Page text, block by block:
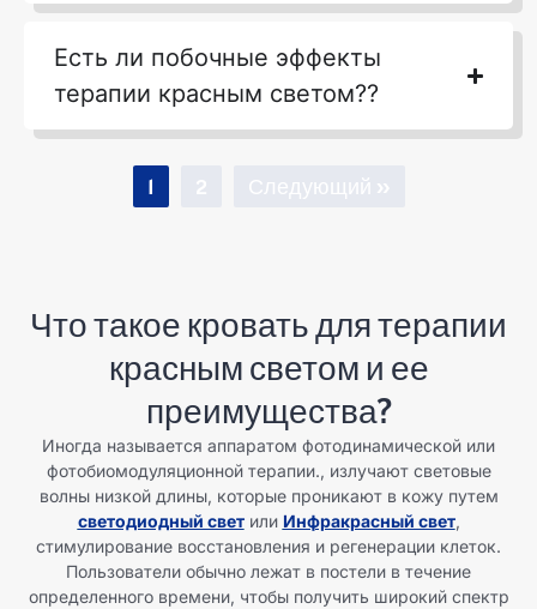
Есть ли побочные эффекты
терапии красным светом??
1 2 Следующий »
Что такое кровать для терапии
красным светом и ее
преимущества?
Иногда называется аппаратом фотодинамической или
фотобиомодуляционной терапии., излучают световые
волны низкой длины, которые проникают в кожу путем
светодиодный светили Инфракрасный свет,
стимулирование восстановления и регенерации клеток.
Пользователи обычно лежат в постели в течение
определенного времени, чтобы получить широкий спектр